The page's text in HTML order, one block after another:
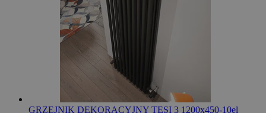
GRZEJNIK DEKORACYJNY TESI 3 1200x450-10el